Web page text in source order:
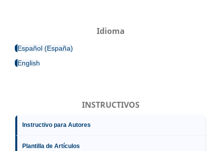
Idioma
Español (España)
English
INSTRUCTIVOS
Instructivo para Autores
Plantilla de Artículos